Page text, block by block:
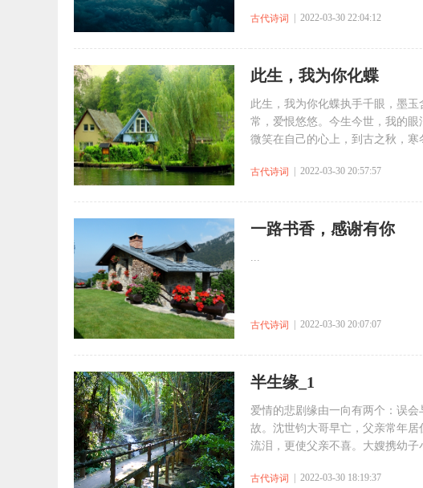
古代诗词 | 2022-03-30 22:04:12
此生，我为你化蝶
此生，我为你化蝶执手千眼，墨
常，爱恨悠悠。今生今世，我的眼
微笑在自己的心上，到古之秋，寒
古代诗词 | 2022-03-30 20:57:57
一路书香，感谢有你
...
古代诗词 | 2022-03-30 20:07:07
半生缘_1
爱情的悲剧缘由一向有两个：误
故。沈世钧大哥早亡，父亲常年
流泪，更使父亲不喜。大嫂携幼子
古代诗词 | 2022-03-30 18:19:37